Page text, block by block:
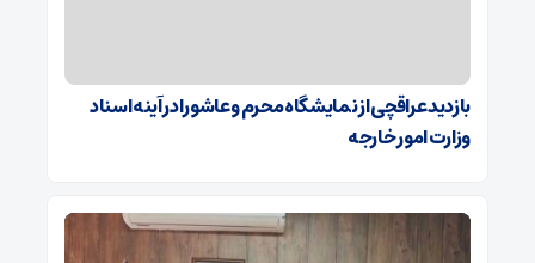
بازدید عراقچی از نمایشگاه محرم و عاشورا در آینه اسناد
وزارت امور خارجه